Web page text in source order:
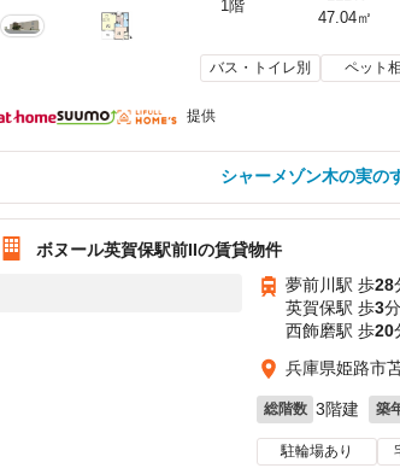
1階
47.04㎡
バス・トイレ別 ペット
提供
シャーメゾン木の実の
ボヌール英賀保駅前IIの賃貸物件
夢前川駅 歩28
英賀保駅 歩3
西飾磨駅 歩20
兵庫県姫路市
総階数 3階建 築
駐輪場あり